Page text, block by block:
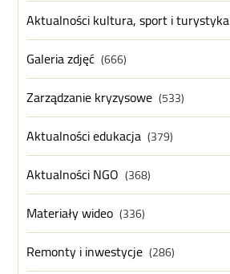
Aktualności kultura, sport i turystyka
Galeria zdjęć (666)
Zarządzanie kryzysowe (533)
Aktualności edukacja (379)
Aktualności NGO (368)
Materiały wideo (336)
Remonty i inwestycje (286)